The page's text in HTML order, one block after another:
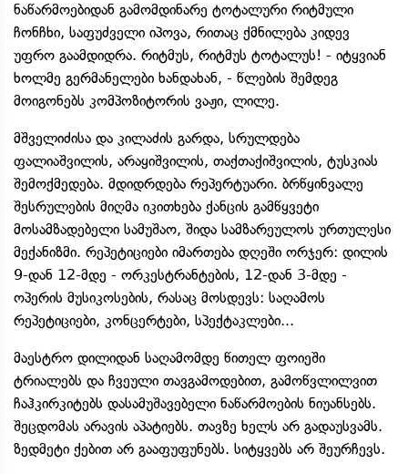
ნაწარმოებიდან გამომდინარე ტოტალური რიტმული
ჩონჩხი, საფუძველი იპოვა, რითაც ქმნილება კიდევ
უფრო გაამდიდრა. რიტმუს, რიტმუს ტოტალუს! - იტყვიან
ხოლმე გერმანელები ხანდახან, - წლების შემდეგ
მოიგონებს კომპოზიტორის ვაჟი, ლილე.
მშველიძისა და კილაძის გარდა, სრულდება
ფალიაშვილის, არაყიშვილის, თაქთაქიშვილის, ტუსკიას
შემოქმედება. მდიდრდება რეპერტუარი. ბრწყინვალე
შესრულების მიღმა იკითხება ქანცის გამწყვეტი
მოსამზადებელი სამუშაო, შიდა სამზარეულოს ურთულესი
მექანიზმი. რეპეტიციები იმართება დღეში ორჯერ: დილის
9-დან 12-მდე - ორკესტრანტების, 12-დან 3-მდე -
ოპერის მუსიკოსების, რასაც მოსდევს: საღამოს
რეპეტიციები, კონცერტები, სპექტაკლები...
მაესტრო დილიდან საღამომდე წითელ ფოიეში
ტრიალებს და ჩვეული თავგამოდებით, გამოწვლილვით
ჩაჰკირკიტებს დასამუშავებელი ნაწარმოების ნიუანსებს.
შეცდომას არავის აპატიებს. თავზე ხელს არ გადაუსვამს.
ზედმეტი ქებით არ გააფუფუნებს. სიტყვებს არ შეურჩევს.